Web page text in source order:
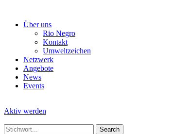
Über uns
Rio Negro
Kontakt
Umweltzeichen
Netzwerk
Angebote
News
Events
Aktiv werden